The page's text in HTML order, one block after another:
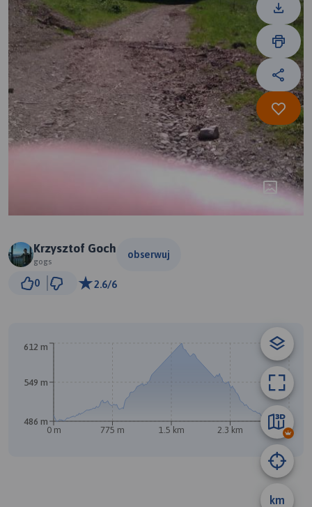
Krzysztof Goch
gogs
obserwuj
0 2.6/6
km
0 m 775 m 1.5 km 2.3 km 3.1 km
486 m
549 m
612 m